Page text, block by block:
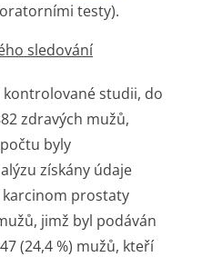
testy).
sledování
studii, do
zdravých mužů,
byly
získány údaje
prostaty
jimž byl podáván
(24,4 %) mužů, kteří